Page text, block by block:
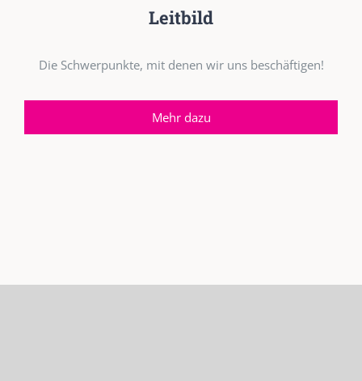
Leitbild
Die Schwerpunkte, mit denen wir uns beschäftigen!
Mehr dazu